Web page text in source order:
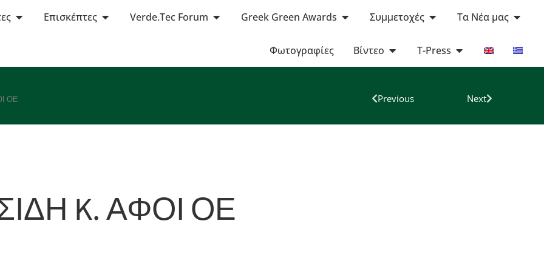
Επισκέπτες Verde.Tec Forum Greek Green Awards Συμμετοχές Τα Νέα μας
Φωτογραφίες Βίντεο T-Press
ΟΕ Previous Next
K. ΑΦΟΙ ΟΕ